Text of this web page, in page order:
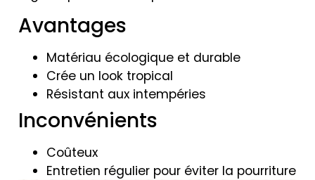
Avantages
Matériau écologique et durable
Crée un look tropical
Résistant aux intempéries
Inconvénients
Coûteux
Entretien régulier pour éviter la pourriture